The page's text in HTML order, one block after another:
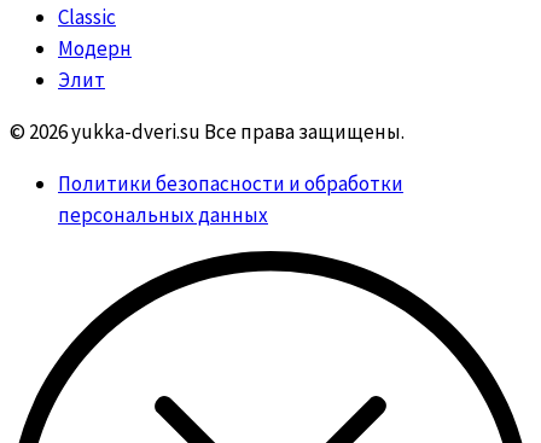
Classic
Модерн
Элит
© 2026 yukka-dveri.su Все права защищены.
Политики безопасности и обработки
персональных данных